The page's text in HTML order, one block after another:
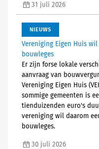
31 juli 2026
NIEUWS
Vereniging Eigen Huis
bouwleges
Er zijn forse lokale
aanvraag van
Vereniging Eigen Huis
sommige gemeenten is
tienduizenden euro's
vereniging wil daarom
bouwleges.
30 juli 2026